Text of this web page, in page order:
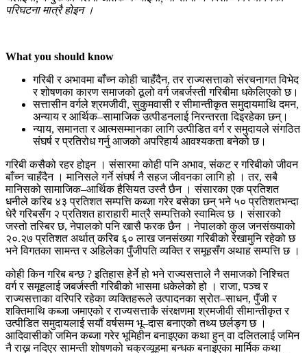
परिघटना मात्रै होइन ।
What you should know
गरिबी र अभावमा बाँच्न कोही चाहँदैन, तर राज्यसत्ताको संरचनागत विभेद
र शोषणका कारण समाजको ठूलो वर्ग जबर्जस्ती गरिबीमा धकेलिएको छ।
सत्तासीन वर्गले श्रमजीवी, सुकुमवासी र सीमान्तीकृत समुदायमाथि दमन,
अन्याय र आर्थिक–सामाजिक उत्पीडनलाई निरन्तरता दिइरहेका छन्।
न्याय, समानता र आत्मसम्मानका लागि उत्पीडित वर्ग र समुदायले संगठित
संघर्ष र प्रतिरोध गर्नु आजको अपरिहार्य आवश्यकता बनेको छ।
गरिबी कसैको रहर होइन । संसारमा कोही पनि अभाव, संकट र गरिबीको जीवन
बाँच्न चाहँदैन । मानिसले गर्ने संघर्ष नै सहज जीवनका लागि हो । तर, सबै
मानिसको सामाजिक–आर्थिक हैसियत उस्तै छैन । संसारका एक प्रतिशत
धनीले करिब ४३ प्रतिशत सम्पत्ति कब्जा गरेर बसेका छन् भने ५० प्रतिशतभन्दा
धेरै गरिबसँग २ प्रतिशत हाराहारी मात्रै सम्पत्तिको स्वामित्व छ । संसारको
जस्तो तस्बिर छ, नेपालको पनि खासै फरक छैन । नेपालको कुल जनसंख्याको
२०.२७ प्रतिशत अर्थात् करिब ६० लाख जनसंख्या गरिबीको रेखामुनि रहेको छ
भने विगतका सामन्त र अहिलेका पुँजीपति व्यक्ति र समूहसँग अथाह सम्पत्ति छ ।
कोही किन गरिब बन्छ ? इतिहास हेर्ने हो भने राज्यसत्ताले नै समाजको निश्चित
वर्ग र समूहलाई जबर्जस्ती गरिबीको भासमा धकेलेको हो । राजा, पञ्च र
राज्यसत्ताका वरिपरि रहेका व्यक्तिहरूले उत्पादनका स्रोत–साधन, पुँजी र
शक्तिमाथि कब्जा जमाएको र राज्यसत्ताकै संरक्षणमा श्रमजीवी सीमान्तीकृत र
उत्पीडित समुदायलाई सयौं वर्षसम्म भू–दास बनाएको तथ्य छर्लङ्ग छ ।
आदिवासीको जमिन कब्जा गरेर भूमिहीन बनाइएका कथा हुन् वा दलितलाई जमिन
नै राख्न नदिएर सामन्ती शोषणको चक्रव्यूहमा बन्धक बनाइएका मार्मिक कथा